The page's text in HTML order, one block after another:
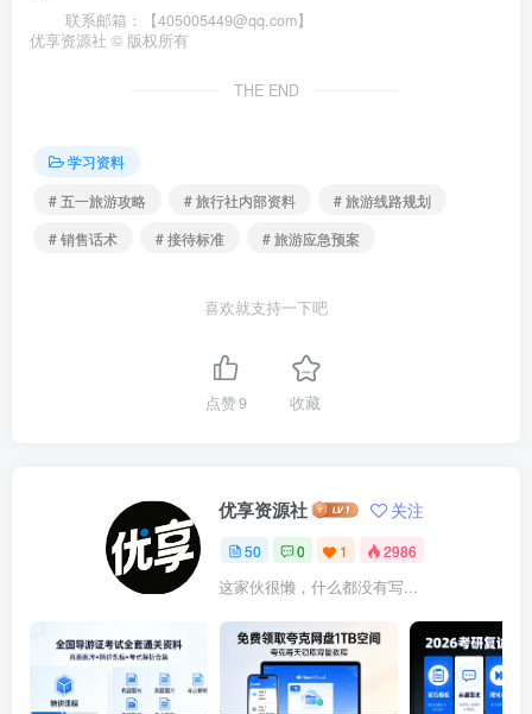
联系邮箱：【405005449@qq.com】
优享资源社 © 版权所有
THE END
学习资料
# 五一旅游攻略
# 旅行社内部资料
# 旅游线路规划
# 销售话术
# 接待标准 # 旅游应急预案
喜欢就支持一下吧
点赞9 收藏
优享资源社 关注
50 0 1 2986
这家伙很懒，什么都没有写...